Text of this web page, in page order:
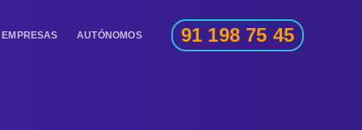
EMPRESAS AUTÓNOMOS 91 198 75 45